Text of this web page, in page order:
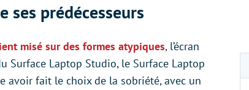
ses prédécesseurs
misé sur des formes atypiques, l’écran
Surface Laptop Studio, le Surface Laptop
avoir fait le choix de la sobriété, avec un